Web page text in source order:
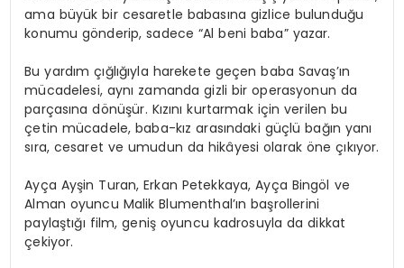
ama büyük bir cesaretle babasına gizlice bulunduğu
konumu gönderip, sadece “Al beni baba” yazar.
Bu yardım çığlığıyla harekete geçen baba Savaş’ın
mücadelesi, aynı zamanda gizli bir operasyonun da
parçasına dönüşür. Kızını kurtarmak için verilen bu
çetin mücadele, baba-kız arasındaki güçlü bağın yanı
sıra, cesaret ve umudun da hikâyesi olarak öne çıkıyor.
Ayça Ayşin Turan, Erkan Petekkaya, Ayça Bingöl ve
Alman oyuncu Malik Blumenthal’ın başrollerini
paylaştığı film, geniş oyuncu kadrosuyla da dikkat
çekiyor.